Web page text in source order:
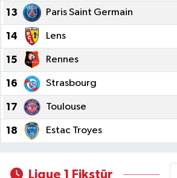
13 Paris Saint Germain
14 Lens
15 Rennes
16 Strasbourg
17 Toulouse
18 Estac Troyes
Ligue 1 Fikstür
İlçe Haberleri
Keşfet
Kültür & Sanat
Magazin
Resmi İlanlar
Sağlık